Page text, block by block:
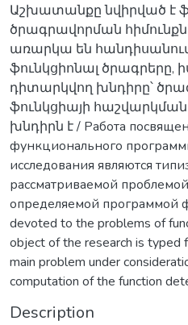
Աշխատանքը նվիրված է
ծրագրավորման
առարկա են
ֆունկցիոնալ ծրագրերը,
դիտարկվող խնդիրը՝
ֆունկցիայի
խնդիրն է / Работа
функционального
исследования являются
рассматриваемой
определяемой программой
devoted to the problems of
object of the research is typed
main problem under
computation of the function
Description